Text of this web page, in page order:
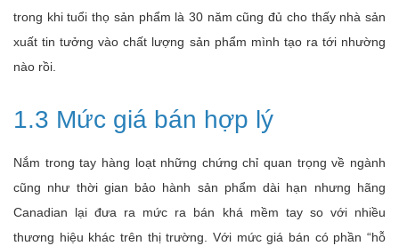
trong khi tuổi thọ sản phẩm là 30 năm cũng đủ cho thấy nhà sản
xuất tin tưởng vào chất lượng sản phẩm mình tạo ra tới nhường
nào rồi.
1.3 Mức giá bán hợp lý
Nắm trong tay hàng loạt những chứng chỉ quan trọng về ngành
cũng như thời gian bảo hành sản phẩm dài hạn nhưng hãng
Canadian lại đưa ra mức ra bán khá mềm tay so với nhiều
thương hiệu khác trên thị trường. Với mức giá bán có phần “hỗ